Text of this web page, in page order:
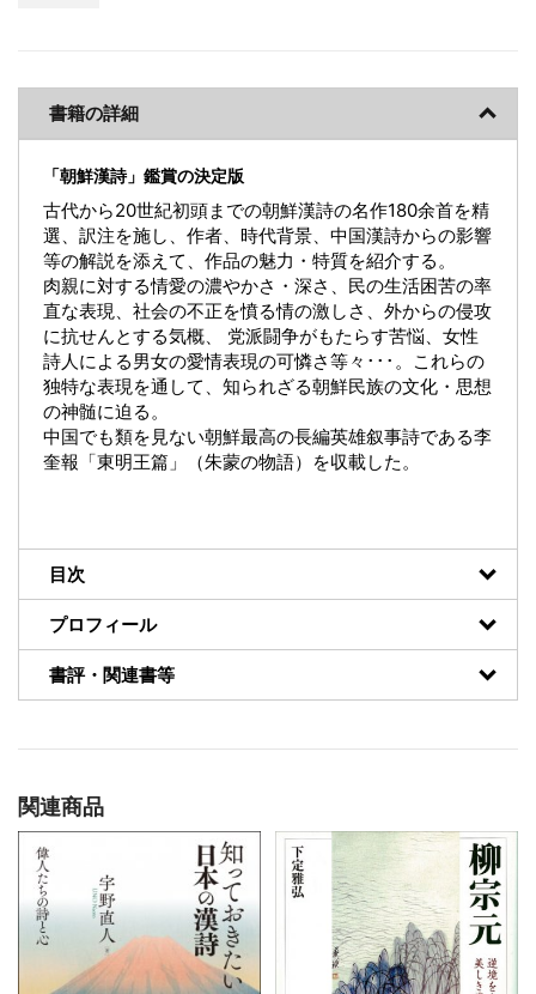
書籍の詳細
「朝鮮漢詩」鑑賞の決定版
古代から20世紀初頭までの朝鮮漢詩の名作180余首を精
選、訳注を施し、作者、時代背景、中国漢詩からの影響
等の解説を添えて、作品の魅力・特質を紹介する。
肉親に対する情愛の濃やかさ・深さ、民の生活困苦の率
直な表現、社会の不正を憤る情の激しさ、外からの侵攻
に抗せんとする気概、 党派闘争がもたらす苦悩、女性
詩人による男女の愛情表現の可憐さ等々･･･。これらの
独特な表現を通して、知られざる朝鮮民族の文化・思想
の神髄に迫る。
中国でも類を見ない朝鮮最高の長編英雄叙事詩である李
奎報「東明王篇」（朱蒙の物語）を収載した。
目次
プロフィール
書評・関連書等
関連商品